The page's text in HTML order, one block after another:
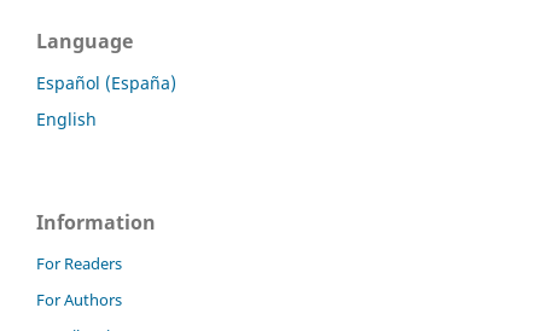
Language
Español (España)
English
Information
For Readers
For Authors